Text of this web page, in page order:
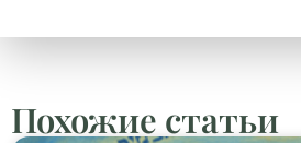
Похожие статьи